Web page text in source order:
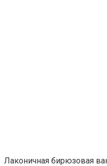
Лаконичная бирюзовая